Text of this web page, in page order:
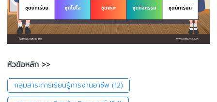
หัวข้อหลัก >>
กลุ่มสาระการเรียนรู้การงานอาชีพ (12)